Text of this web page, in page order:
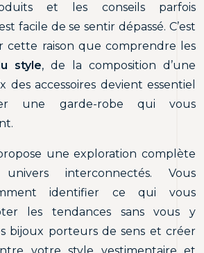
et les conseils parfois
facile de se sentir dépassé. C’est
cette raison que comprendre les
style, de la composition d’une
accessoires devient essentiel
une garde-robe qui vous
une exploration complète
interconnectés. Vous
identifier ce qui vous
les tendances sans vous y
bijoux porteurs de sens et créer